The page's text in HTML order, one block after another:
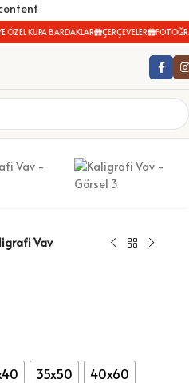
ÖZEL KUPA BARDAKLAR ÇERÇEVELER
Vav
35x50
40x60